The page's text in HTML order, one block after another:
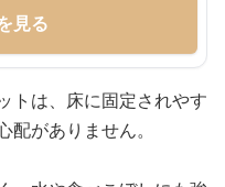
見る
トは、床に固定されやす
がありません。